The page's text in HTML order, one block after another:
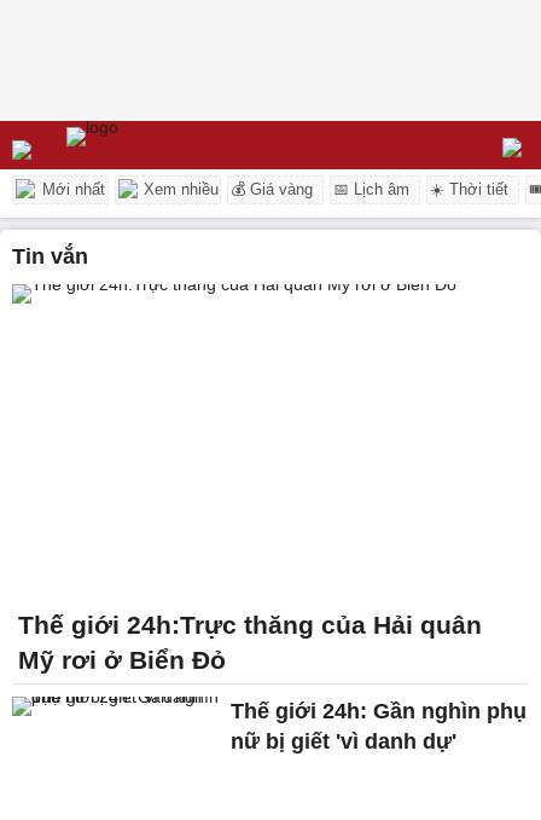
Mới nhất Xem nhiều 💰 Giá vàng 📅 Lịch âm ☀️ Thời tiết
tin vắn
Thế giới 24h:Trực thăng của Hải quân
Mỹ rơi ở Biển Đỏ
Thế giới 24h: Gần nghìn phụ
nữ bị giết 'vì danh dự'